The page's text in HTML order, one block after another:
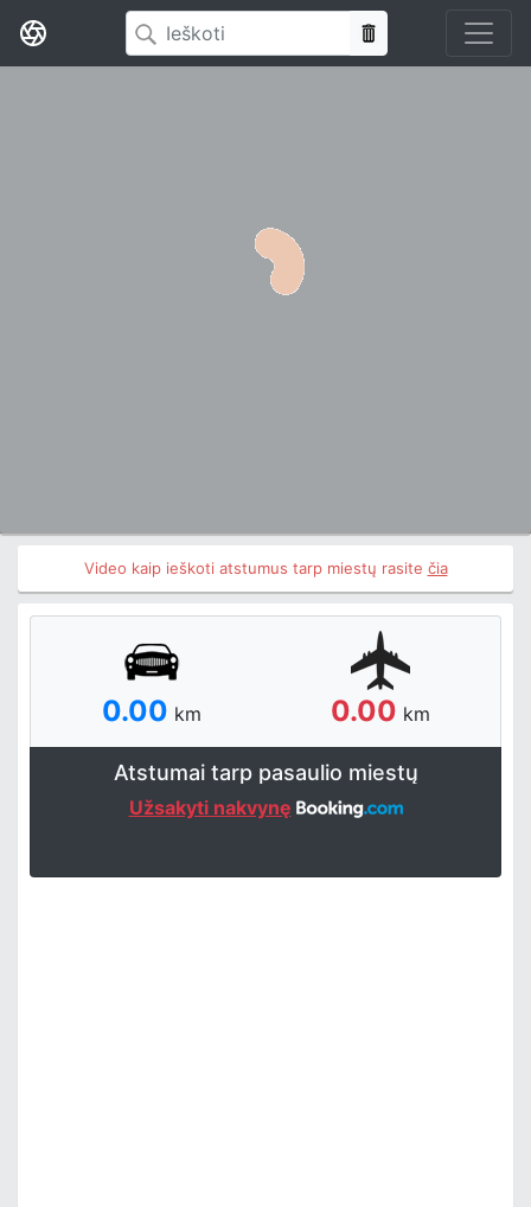
Video kaip ieškoti atstumus tarp miestų rasite čia
0.00 km 0.00 km
Atstumai tarp pasaulio miestų
Užsakyti nakvynę